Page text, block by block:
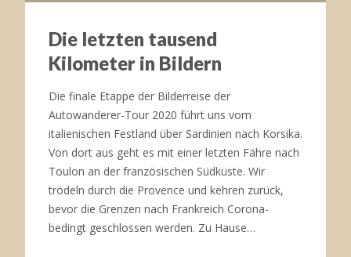
Die letzten tausend
Kilometer in Bildern
Die finale Etappe der Bilderreise der
Autowanderer-Tour 2020 führt uns vom
italienischen Festland über Sardinien nach Korsika.
Von dort aus geht es mit einer letzten Fähre nach
Toulon an der französischen Südküste. Wir
trödeln durch die Provence und kehren zurück,
bevor die Grenzen nach Frankreich Corona-
bedingt geschlossen werden. Zu Hause…